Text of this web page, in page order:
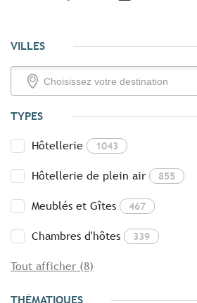
VILLES
TYPES
Hôtellerie 1043
Hôtellerie de plein air 855
Meublés et Gîtes 467
Chambres d'hôtes 339
Tout afficher (8)
THÉMATIQUES